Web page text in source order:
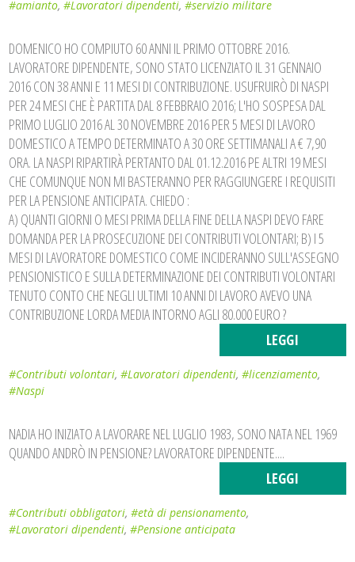
#amianto,#Lavoratori dipendenti,#servizio militare
DOMENICO HO COMPIUTO 60 ANNI IL PRIMO OTTOBRE 2016.
LAVORATORE DIPENDENTE, SONO STATO LICENZIATO IL 31 GENNAIO
2016 CON 38 ANNI E 11 MESI DI CONTRIBUZIONE. USUFRUIRÒ DI NASPI
PER 24 MESI CHE È PARTITA DAL 8 FEBBRAIO 2016; L'HO SOSPESA DAL
PRIMO LUGLIO 2016 AL 30 NOVEMBRE 2016 PER 5 MESI DI LAVORO
DOMESTICO A TEMPO DETERMINATO A 30 ORE SETTIMANALI A € 7,90
ORA. LA NASPI RIPARTIRÀ PERTANTO DAL 01.12.2016 PE ALTRI 19 MESI
CHE COMUNQUE NON MI BASTERANNO PER RAGGIUNGERE I REQUISITI
PER LA PENSIONE ANTICIPATA. CHIEDO :
A) QUANTI GIORNI O MESI PRIMA DELLA FINE DELLA NASPI DEVO FARE
DOMANDA PER LA PROSECUZIONE DEI CONTRIBUTI VOLONTARI; B) I 5
MESI DI LAVORATORE DOMESTICO COME INCIDERANNO SULL'ASSEGNO
PENSIONISTICO E SULLA DETERMINAZIONE DEI CONTRIBUTI VOLONTARI
TENUTO CONTO CHE NEGLI ULTIMI 10 ANNI DI LAVORO AVEVO UNA
CONTRIBUZIONE LORDA MEDIA INTORNO AGLI 80.000 EURO ?
LEGGI
#Contributi volontari,#Lavoratori dipendenti,#licenziamento,
#Naspi
NADIA HO INIZIATO A LAVORARE NEL LUGLIO 1983, SONO NATA NEL 1969
QUANDO ANDRÒ IN PENSIONE? LAVORATORE DIPENDENTE....
LEGGI
#Contributi obbligatori,#età di pensionamento,
#Lavoratori dipendenti,#Pensione anticipata